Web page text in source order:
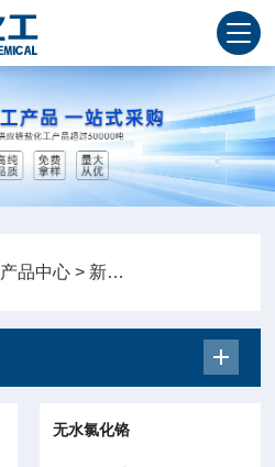
产品中心 > 新型产品
无水氯化铬